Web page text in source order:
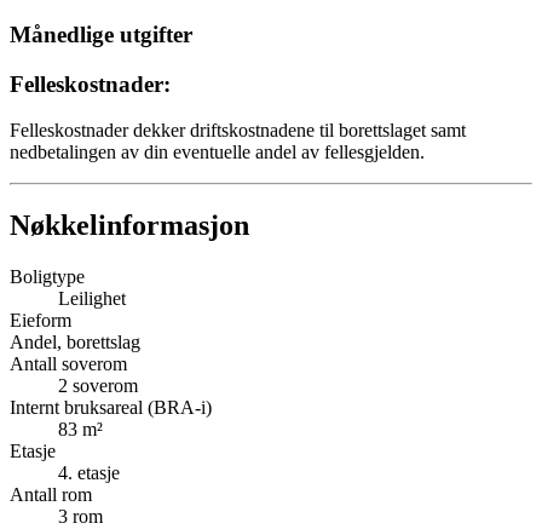
Månedlige utgifter
Felleskostnader:
Felleskostnader dekker driftskostnadene til borettslaget samt
nedbetalingen av din eventuelle andel av fellesgjelden.
Nøkkelinformasjon
Boligtype
Leilighet
Eieform
Andel, borettslag
Antall soverom
2 soverom
Internt bruksareal (BRA-i)
83 m²
Etasje
4. etasje
Antall rom
3 rom